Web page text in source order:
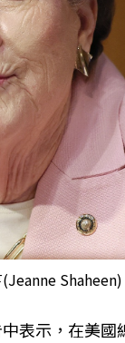
表示，在美